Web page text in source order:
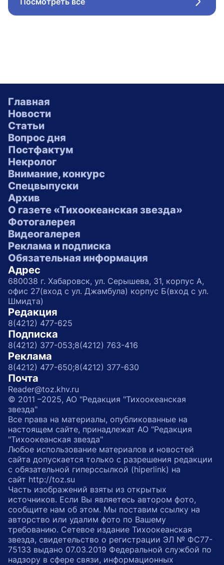
Главная
Новости
Статьи
Вопрос дня
Постфактум
Некролог
Внимание, конкурс
Спецвыпуски
Архив
О газете «Тихоокеанская звезда»
Фотогалерея
Видеогалерея
Реклама и подписка
Обязательная информация
Адрес
680038 г. Хабаровск, ул. Серышева, 31, корпус А,
офис 27(вход с ул. Джамбула) корпус Б(вход с ул.
Шмидта)
Редакция
8(4212) 477-625
Подписка
8(4212) 377-053;8(4212) 763-416
Реклама
8(4212) 477-650;8(4212) 377-630
Почта
Reader@toz.khv.ru
© 2011 –2025, АО "Редакция "Тихоокеанская
звезда"
Все права на материалы, опубликованные на
настоящем сайте, принадлежат АО "Редакция
"Тихоокеанская звезда"
Любое использование материалов и новостей
сайта допускается только с разрешения редакции
с обязательной гиперссылкой (hiperlink) на
сайт http://toz.su
Часть изображений взяты из открытых
источников. Если Вы являетесь автором фото,
сообщите нам об этом. Мы поставим ссылку на
авторство или удалим фото по Вашему
требованию. Сетевое издание Тихоокеанская
звезда, свидетельство о регистрации ЭЛ № ФС77-
75133 выдано 07.03.2019 Федеральной службой по
надзору в сфере связи, информационных